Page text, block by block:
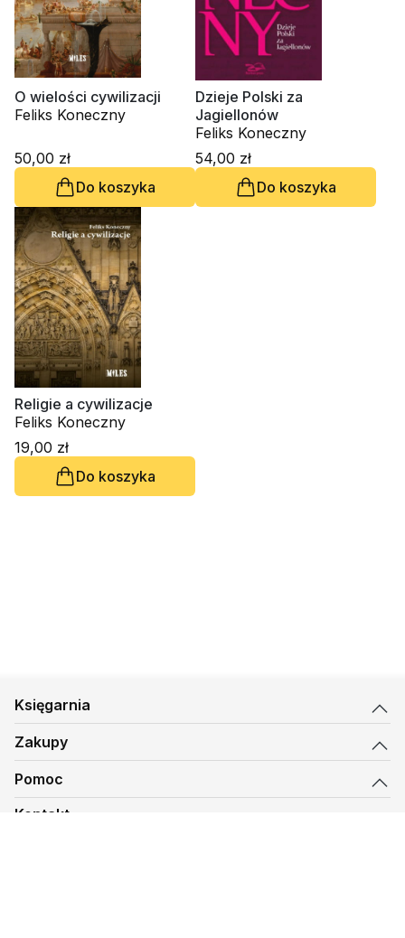
O wielości cywilizacji
Feliks Koneczny
50,00 zł
Do koszyka
Dzieje Polski za
Jagiellonów
Feliks Koneczny
54,00 zł
Do koszyka
Religie a cywilizacje
Feliks Koneczny
19,00 zł
Do koszyka
Księgarnia
Zakupy
Pomoc
Kontakt